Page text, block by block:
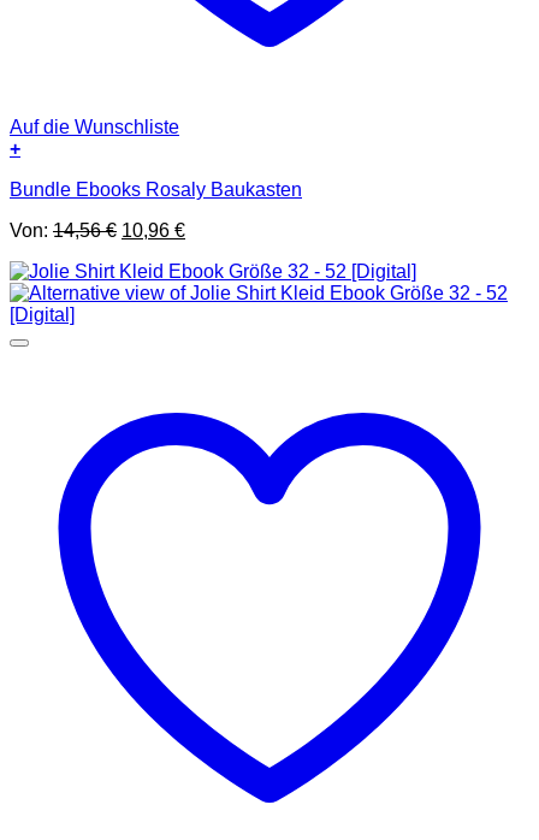
Auf die Wunschliste
+
Bundle Ebooks Rosaly Baukasten
Von: 14,56€ Ursprünglicher
war:
14,56 €
10,96 €Aktueller
ist:
10,96 €.